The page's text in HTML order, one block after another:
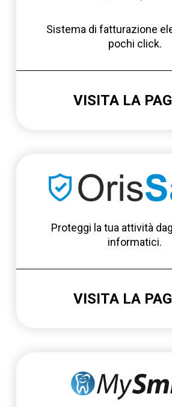
Sistema di fatturazione
pochi click.
VISITA LA
Proteggi la tua attività
informatici.
VISITA LA